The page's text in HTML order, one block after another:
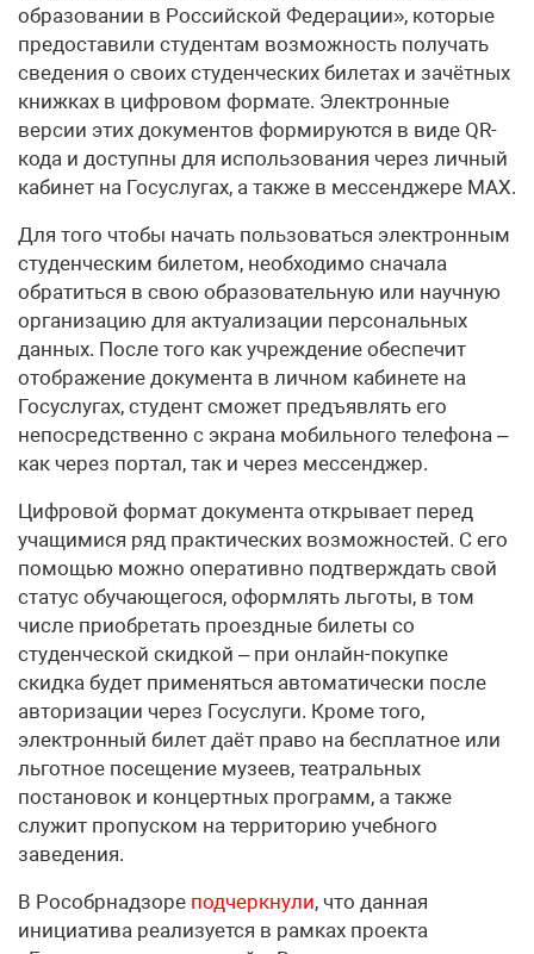
образовании в Российской Федерации», которые
предоставили студентам возможность получать
сведения о своих студенческих билетах и зачётных
книжках в цифровом формате. Электронные
версии этих документов формируются в виде QR-
кода и доступны для использования через личный
кабинет на Госуслугах, а также в мессенджере MАХ.
Для того чтобы начать пользоваться электронным
студенческим билетом, необходимо сначала
обратиться в свою образовательную или научную
организацию для актуализации персональных
данных. После того как учреждение обеспечит
отображение документа в личном кабинете на
Госуслугах, студент сможет предъявлять его
непосредственно с экрана мобильного телефона –
как через портал, так и через мессенджер.
Цифровой формат документа открывает перед
учащимися ряд практических возможностей. С его
помощью можно оперативно подтверждать свой
статус обучающегося, оформлять льготы, в том
числе приобретать проездные билеты со
студенческой скидкой – при онлайн-покупке
скидка будет применяться автоматически после
авторизации через Госуслуги. Кроме того,
электронный билет даёт право на бесплатное или
льготное посещение музеев, театральных
постановок и концертных программ, а также
служит пропуском на территорию учебного
заведения.
В Рособрнадзоре подчеркнули, что данная
инициатива реализуется в рамках проекта